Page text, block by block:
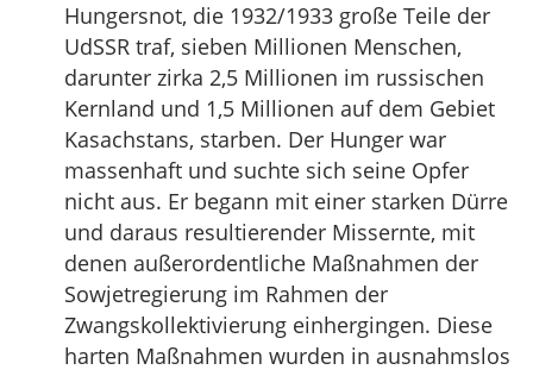
Hungersnot, die 1932/1933 große Teile der
UdSSR traf, sieben Millionen Menschen,
darunter zirka 2,5 Millionen im russischen
Kernland und 1,5 Millionen auf dem Gebiet
Kasachstans, starben. Der Hunger war
massenhaft und suchte sich seine Opfer
nicht aus. Er begann mit einer starken Dürre
und daraus resultierender Missernte, mit
denen außerordentliche Maßnahmen der
Sowjetregierung im Rahmen der
Zwangskollektivierung einhergingen. Diese
harten Maßnahmen wurden in ausnahmslos